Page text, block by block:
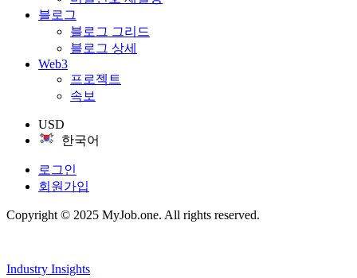
블로그
블로그 그리드
블로그 상세
Web3
프로젝트
속보
USD
한국어
로그인
회원가입
Copyright © 2025 MyJob.one. All rights reserved.
Industry Insights